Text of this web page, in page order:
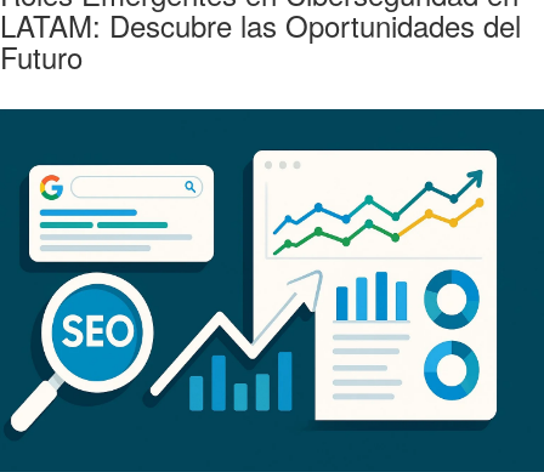
LATAM: Descubre las Oportunidades del
Futuro